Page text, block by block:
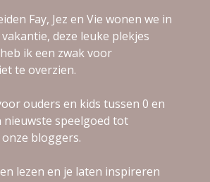
Fay, Jez en Vie wonen we in
deze leuke plekjes
ik een zwak voor
te overzien.
ouders en kids tussen 0 en
nieuwste speelgoed tot
bloggers.
lezen en je laten inspireren